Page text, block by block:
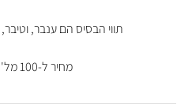
תווי הבסיס הם ענבר,
מחיר ל-100 מל' 666 ש"ח